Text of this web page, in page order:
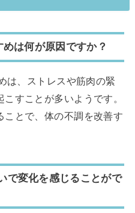
は何が原因ですか？
は、ストレスや筋肉の緊
すことが多いようです。
ことで、体の不調を改善す
で変化を感じることがで